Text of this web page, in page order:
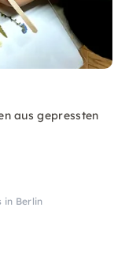
aus gepressten
in Berlin